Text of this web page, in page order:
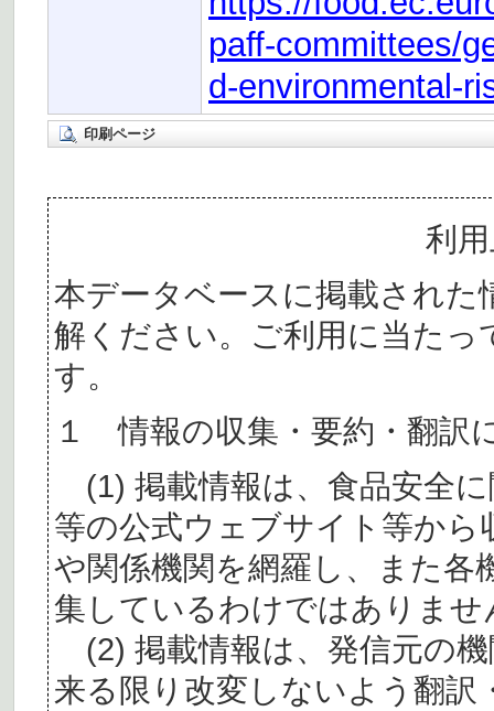
paff-committees/
d-environmental-
印刷ページ
利
本データベースに掲載された
解ください。ご利用に当た
す。
１ 情報の収集・要約・翻訳
(1) 掲載情報は、食品安全
等の公式ウェブサイト等か
や関係機関を網羅し、また各
集しているわけではありませ
(2) 掲載情報は、発信元の
来る限り改変しないよう翻訳